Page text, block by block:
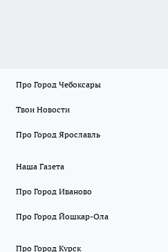
Про Город Чебоксары
Твои Новости
Про Город Ярославль
Наша Газета
Про Город Иваново
Про Город Йошкар-Ола
Про Город Курск